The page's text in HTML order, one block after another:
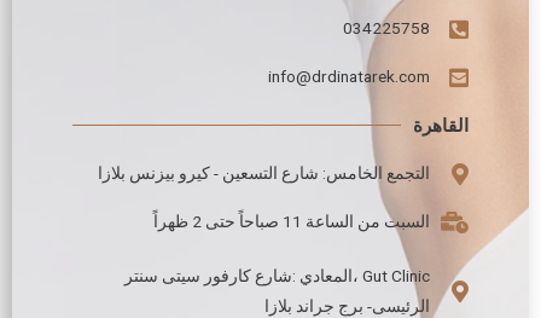
034225758
info@drdinatarek.com
القاهرة
التجمع الخامس: شارع التسعين - كيرو بيزنس بلازا
السبت من الساعة 11 صباحاً حتى 2 ظهراً
Gut Clinic ،المعادي :شارع كارفور سيتى سنتر
الرئيسى- برج جراند بلازا